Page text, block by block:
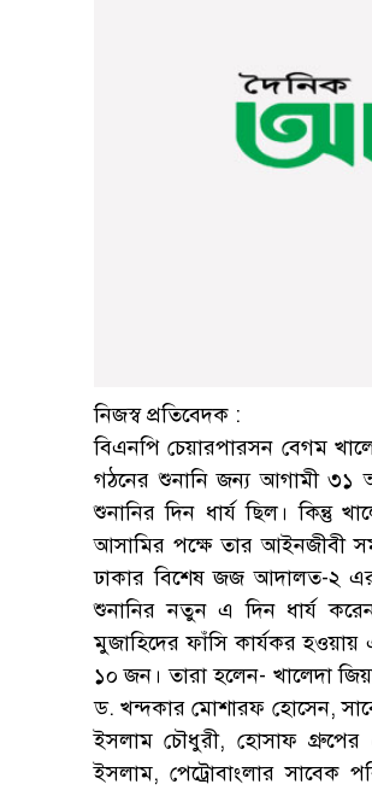
নিজস্ব প্রতিবেদক :
বিএনপি চেয়ারপারসন বেগম
গঠনের শুনানি জন্য আগামী ৩১
শুনানির দিন ধার্য ছিল। কিন্তু
আসামির পক্ষে তার আইনজীবী
ঢাকার বিশেষ জজ আদালত-২
শুনানির নতুন এ দিন ধার্য
মুজাহিদের ফাঁসি কার্যকর
১০ জন। তারা হলেন- খালেদা
ড. খন্দকার মোশারফ হোসেন,
ইসলাম চৌধুরী, হোসাফ গ্রুপের
ইসলাম, পেট্রোবাংলার সাবেক